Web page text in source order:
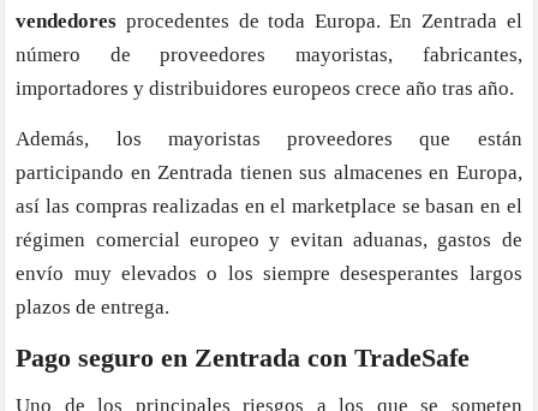
vendedores procedentes de toda Europa. En Zentrada el
número de proveedores mayoristas, fabricantes,
importadores y distribuidores europeos crece año tras año.
Además, los mayoristas proveedores que están
participando en Zentrada tienen sus almacenes en Europa,
así las compras realizadas en el marketplace se basan en el
régimen comercial europeo y evitan aduanas, gastos de
envío muy elevados o los siempre desesperantes largos
plazos de entrega.
Pago seguro en Zentrada con TradeSafe
Uno de los principales riesgos a los que se someten